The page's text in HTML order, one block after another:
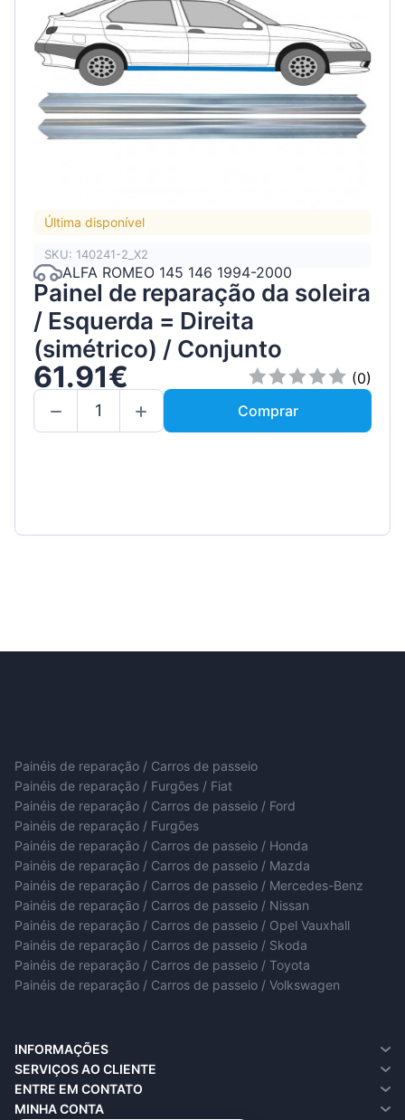
Última disponível
SKU: 140241-2_X2
ALFA ROMEO 145 146 1994-2000
Painel de reparação da soleira
/ Esquerda = Direita
(simétrico) / Conjunto
61.91€
(0)
Comprar
Painéis de reparação / Carros de passeio
Painéis de reparação / Furgões / Fiat
Painéis de reparação / Carros de passeio / Ford
Painéis de reparação / Furgões
Painéis de reparação / Carros de passeio / Honda
Painéis de reparação / Carros de passeio / Mazda
Painéis de reparação / Carros de passeio / Mercedes-Benz
Painéis de reparação / Carros de passeio / Nissan
Painéis de reparação / Carros de passeio / Opel Vauxhall
Painéis de reparação / Carros de passeio / Skoda
Painéis de reparação / Carros de passeio / Toyota
Painéis de reparação / Carros de passeio / Volkswagen
INFORMAÇÕES
Sobre nós
Informações de entrega
Política de privacidade
SERVIÇOS AO CLIENTE
Entre em contato
Solicitar devolução
ENTRE EM CONTATO
MINHA CONTA